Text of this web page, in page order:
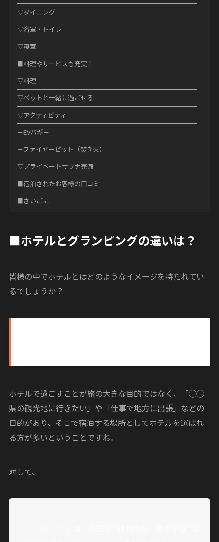
▽ダイニング
▽浴室・トイレ
▽寝室
■料理やサービスも充実！
▽料理
▽ペットと一緒に過ごせる
▽アクティビティ
ーEVバギー
ーファイヤーピット（焚き火）
▽プライベートサウナ完備
■宿泊されたお客様の口コミ
■さいごに
■ホテルとグランピングの違いは？
皆様の中でホテルとはどのようなイメージを持たれてい
るでしょうか？
ホテルで過ごすことが旅の大きな目的ではなく、「◯◯
県の観光地に行きたい」や「仕事で地方に出張」などの
目的があり、そこで宿泊する場所としてホテルを選ばれ
る方が多いということですね。
対して、